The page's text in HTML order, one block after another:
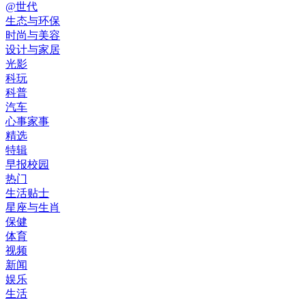
@世代
生态与环保
时尚与美容
设计与家居
光影
科玩
科普
汽车
心事家事
精选
特辑
早报校园
热门
生活贴士
星座与生肖
保健
体育
视频
新闻
娱乐
生活